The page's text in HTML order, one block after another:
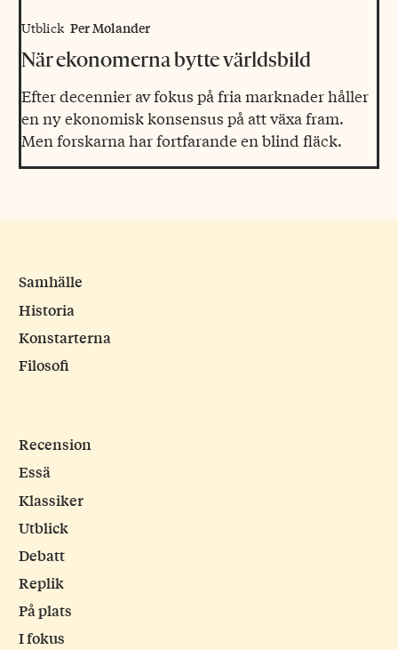
Utblick Per Molander
När ekonomerna bytte världsbild
Efter decennier av fokus på fria marknader håller
en ny ekonomisk konsensus på att växa fram.
Men forskarna har fortfarande en blind fläck.
Samhälle
Historia
Konstarterna
Filosofi
Recension
Essä
Klassiker
Utblick
Debatt
Replik
På plats
I fokus